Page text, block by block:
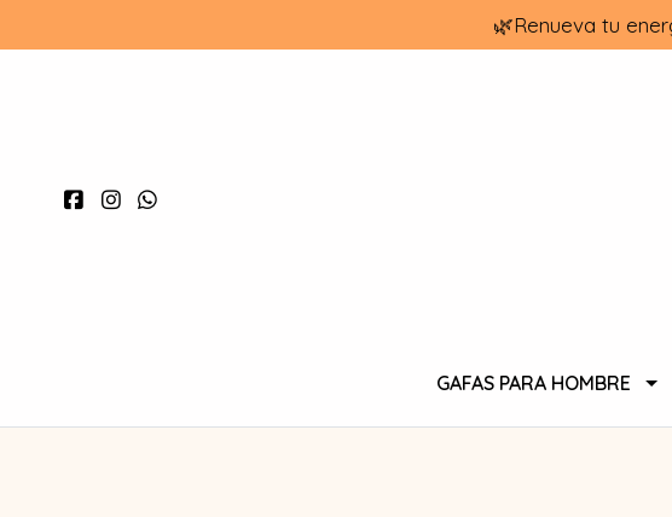
🌿Renueva tu
GAFAS PARA HOMBRE